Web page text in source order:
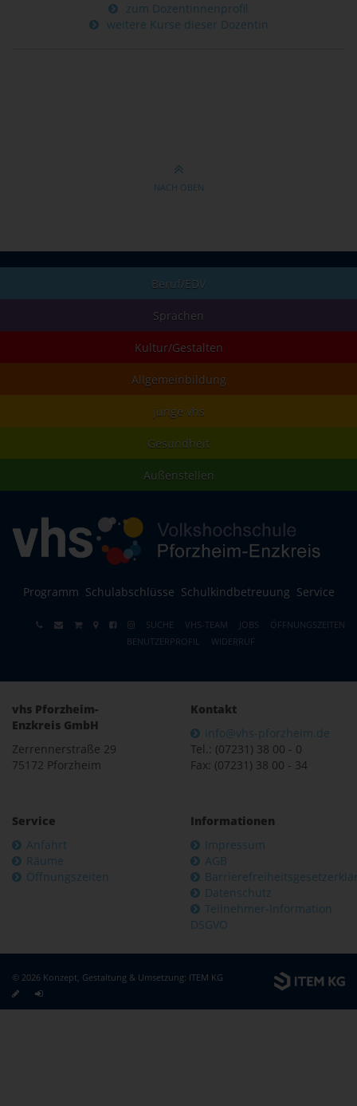
zum Dozentinnenprofil
weitere Kurse dieser Dozentin
NACH OBEN
Beruf/EDV
Sprachen
Kultur/Gestalten
Allgemeinbildung
junge vhs
Gesundheit
Außenstellen
Programm Schulabschlüsse Schulkindbetreuung Service
SUCHE VHS-TEAM JOBS
ÖFFNUNGSZEITEN
BENUTZERPROFIL
WIDERRUF
vhs Pforzheim-
Enzkreis GmbH
Zerrennerstraße 29
75172 Pforzheim
Kontakt
info@vhs-pforzheim.de
Tel.: (07231) 38 00 - 0
Fax: (07231) 38 00 - 34
Service
Anfahrt
Räume
Öffnungszeiten
Informationen
Impressum
AGB
Datenschutz
Teilnehmer-Information
DSGVO
© 2026 Konzept, Gestaltung & Umsetzung: ITEM KG